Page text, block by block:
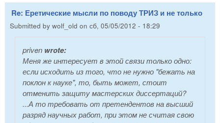
Re: Еретические мысли по поводу ТРИЗ и не только
Submitted by wolf_old on сб, 05/05/2012 - 18:29
priven wrote:
Меня же интересует в этой связи только одно:
если исходить из того, что не нужно "бежать на
поклон к науке", то, быть может, стоит
отменить защиту мастерских диссертаций?
...А то требовать от претендентов на высший
разряд научных работ, при этом не считая свою